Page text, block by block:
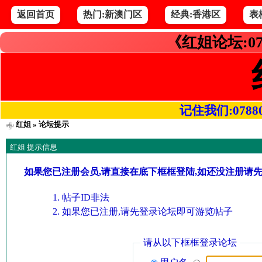
返回首页 热门:新澳门区 经典:香港区 表
《红姐论坛
记住我们
红姐» 论坛提示
红姐 提示信息
如果您已注册会员,请直接在底下框框登陆,如还没注册请
帖子ID非法
如果您已注册,请先登录论坛即可游览帖子
请从以下框框登录论坛